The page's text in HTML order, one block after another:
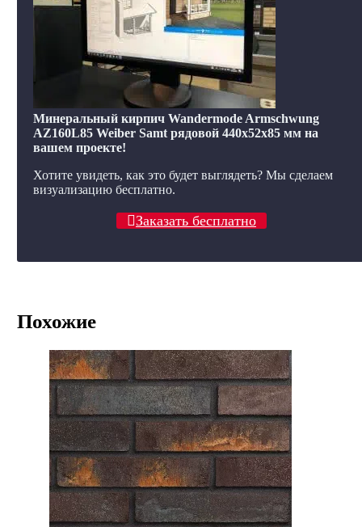
Минеральный кирпич Wandermode Armschwung
AZ160L85 Weiber Samt рядовой 440x52x85 мм на
вашем проекте!
Хотите увидеть, как это будет выглядеть? Мы сделаем
визуализацию бесплатно.
Заказать бесплатно
Похожие